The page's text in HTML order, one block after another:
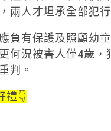
兩人才坦承全部犯行
負有保護及照顧幼
何況被害人僅4歲
判。
禮👇